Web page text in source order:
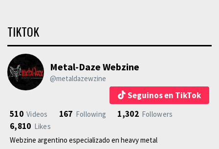
TIKTOK
Metal-Daze Webzine
@metaldazewzine
Seguinos en TikTok
510 Videos 167 Following 1,302 Followers
6,810 Likes
Webzine argentino especializado en heavy metal